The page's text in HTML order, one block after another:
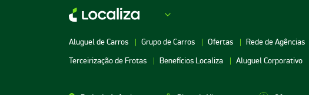
Aluguel de Carros Grupo de Carros Ofertas Rede de Agências
Terceirização de Frotas
Benefícios Localiza Aluguel Corporativo